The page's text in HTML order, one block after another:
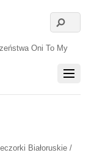
Oni To My
Białoruskie /